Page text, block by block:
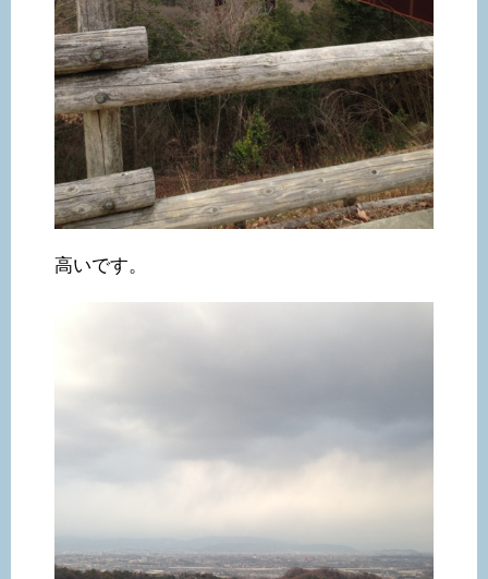
高いです。